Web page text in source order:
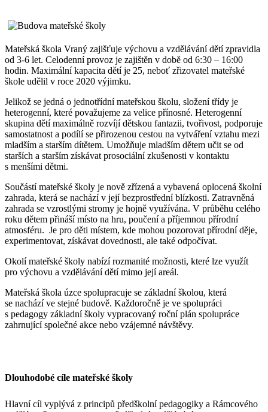
Mateřská škola Vraný zajišťuje výchovu a vzdělávání dětí zpravidla
od 3-6 let. Celodenní provoz je zajištěn v době od 6:30 – 16:00
hodin. Maximální kapacita dětí je 25, neboť zřizovatel mateřské
škole udělil v roce 2020 výjimku.
Jelikož se jedná o jednotřídní mateřskou školu, složení třídy je
heterogenní, které považujeme za velice přínosné. Heterogenní
skupina dětí maximálně rozvíjí dětskou fantazii, tvořivost, podporuje
samostatnost a podílí se přirozenou cestou na vytváření vztahu mezi
mladším a starším dítětem. Umožňuje mladším dětem učit se od
starších a starším získávat prosociální zkušenosti v kontaktu
s menšími dětmi.
Součástí mateřské školy je nově zřízená a vybavená oplocená školní
zahrada, která se nachází v její bezprostřední blízkosti. Zatravněná
zahrada se vzrostlými stromy je hojně využívána. V průběhu celého
roku dětem přináší místo na hru, poučení a příjemnou přírodní
atmosféru. Je pro děti místem, kde mohou pozorovat přírodní děje,
experimentovat, získávat dovednosti, ale také odpočívat.
Okolí mateřské školy nabízí rozmanité možnosti, které lze využít
pro výchovu a vzdělávání dětí mimo její areál.
Mateřská škola úzce spolupracuje se základní školou, která
se nachází ve stejné budově. Každoročně je ve spolupráci
s pedagogy základní školy vypracovaný roční plán spolupráce
zahrnující společné akce nebo vzájemné návštěvy.
Dlouhodobé cíle mateřské školy
Hlavní cíl vyplývá z principů předškolní pedagogiky a Rámcového